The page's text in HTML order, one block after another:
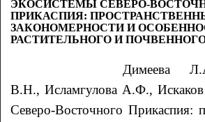
ЭКОСИСТЕМЫ СЕВЕРО-
ПРИКАСПИЯ:
ЗАКОНОМЕРНОСТИ И
РАСТИТЕЛЬНОГО И
Димеева
В.Н., Исламгулова А.Ф.,
Северо-Восточного Прикаспия: